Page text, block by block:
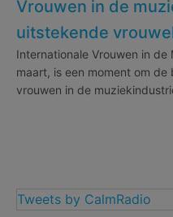
Vrouwen in de
uitstekende
Internationale Vrouwen in
maart, is een moment om
vrouwen in de
Tweets by CalmRadio